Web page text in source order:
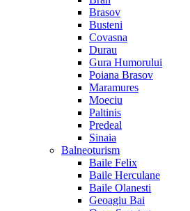
Brasov
Busteni
Covasna
Durau
Gura Humorului
Poiana Brasov
Maramures
Moeciu
Paltinis
Predeal
Sinaia
Balneoturism
Baile Felix
Baile Herculane
Baile Olanesti
Geoagiu Bai